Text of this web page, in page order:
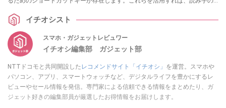
イチオシスト
スマホ・ガジェットレビュワー
イチオシ編集部 ガジェット部
NTTドコモと共同開設した レコメンドサイト「イチオシ」 を運営。スマホや
パソコン、アプリ、スマートウォッチなど、デジタルライフを豊かにするレ
ビューやセール情報を発信。専門家による信頼できる情報をまとめたり、ガ
ジェット好きの編集部員が厳選したお得情報をお届けします。